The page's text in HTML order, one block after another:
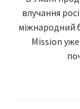
влучання
міжнародний
Mission уже